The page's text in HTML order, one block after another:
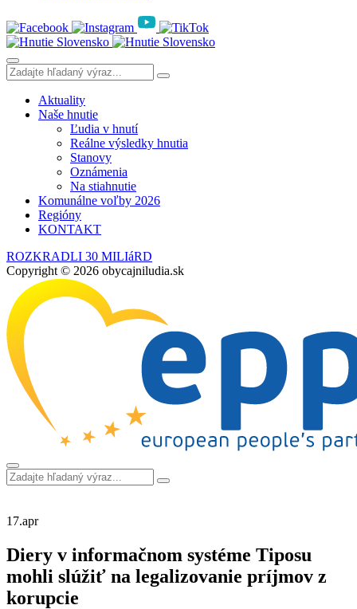
Aktuality
Naše hnutie
Ľudia v hnutí
Reálne výsledky hnutia
Stanovy
Oznámenia
Na stiahnutie
Komunálne voľby 2026
Regióny
KONTAKT
ROZKRADLI 30 MILIáRD
Copyright © 2026 obycajniludia.sk
17.apr
Diery v informačnom systéme Tiposu
mohli slúžiť na legalizovanie príjmov z
korupcie